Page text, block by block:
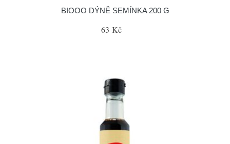
BIOOO DÝNĚ SEMÍNKA 200 G
63 Kč